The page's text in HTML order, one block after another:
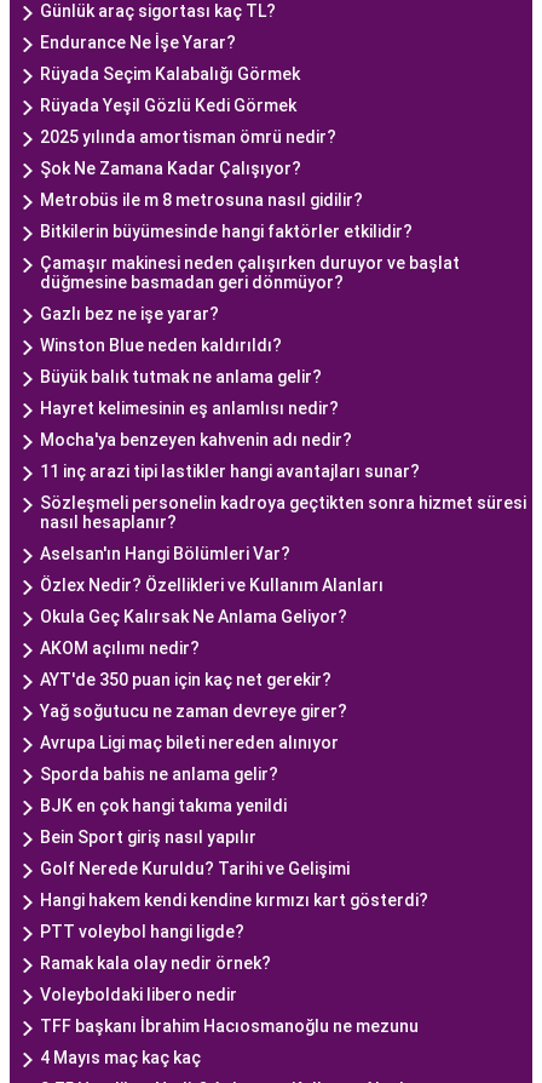
Günlük araç sigortası kaç TL?
Endurance Ne İşe Yarar?
Rüyada Seçim Kalabalığı Görmek
Rüyada Yeşil Gözlü Kedi Görmek
2025 yılında amortisman ömrü nedir?
Şok Ne Zamana Kadar Çalışıyor?
Metrobüs ile m 8 metrosuna nasıl gidilir?
Bitkilerin büyümesinde hangi faktörler etkilidir?
Çamaşır makinesi neden çalışırken duruyor ve başlat
düğmesine basmadan geri dönmüyor?
Gazlı bez ne işe yarar?
Winston Blue neden kaldırıldı?
Büyük balık tutmak ne anlama gelir?
Hayret kelimesinin eş anlamlısı nedir?
Mocha'ya benzeyen kahvenin adı nedir?
11 inç arazi tipi lastikler hangi avantajları sunar?
Sözleşmeli personelin kadroya geçtikten sonra hizmet süresi
nasıl hesaplanır?
Aselsan'ın Hangi Bölümleri Var?
Özlex Nedir? Özellikleri ve Kullanım Alanları
Okula Geç Kalırsak Ne Anlama Geliyor?
AKOM açılımı nedir?
AYT'de 350 puan için kaç net gerekir?
Yağ soğutucu ne zaman devreye girer?
Avrupa Ligi maç bileti nereden alınıyor
Sporda bahis ne anlama gelir?
BJK en çok hangi takıma yenildi
Bein Sport giriş nasıl yapılır
Golf Nerede Kuruldu? Tarihi ve Gelişimi
Hangi hakem kendi kendine kırmızı kart gösterdi?
PTT voleybol hangi ligde?
Ramak kala olay nedir örnek?
Voleyboldaki libero nedir
TFF başkanı İbrahim Hacıosmanoğlu ne mezunu
4 Mayıs maç kaç kaç